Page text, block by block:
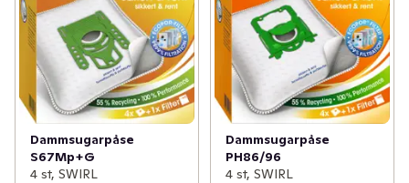
Dammsugarpåse
S67Mp+G
4 st, SWIRL
Dammsugarpåse
PH86/96
4 st, SWIRL